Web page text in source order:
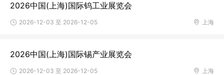
2026中国(上海)国际钨工业展览会
上海
2026-12-03 至 2026-12-05
2026中国(上海)国际锡产业展览会
上海
2026-12-03 至 2026-12-05